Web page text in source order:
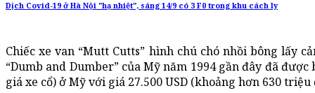
Dịch Covid-19 ở Hà Nội "hạ nhiệt", sáng 14/9 có 3 F0 trong khu cách ly
Chiếc xe van “Mutt Cutts” hình chú chó nhồi bông lấy
“Dumb and Dumber” của Mỹ năm 1994 gần đây đã
giá xe cổ) ở Mỹ với giá 27.500 USD (khoảng hơn 630 triệu